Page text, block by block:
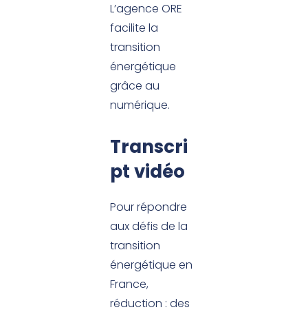
L’agence ORE
facilite la
transition
énergétique
grâce au
numérique.
Transcri
pt vidéo
Pour répondre
aux défis de la
transition
énergétique en
France,
réduction : des